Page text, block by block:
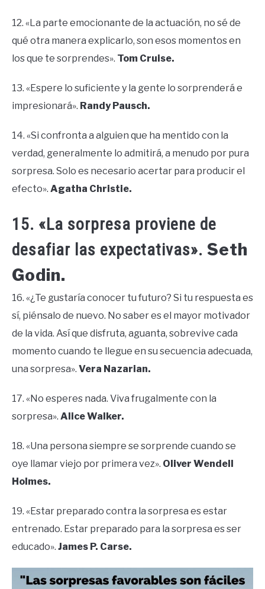
12. «La parte emocionante de la actuación, no sé de
qué otra manera explicarlo, son esos momentos en
los que te sorprendes». Tom Cruise.
13. «Espere lo suficiente y la gente lo sorprenderá e
impresionará». Randy Pausch.
14. «Si confronta a alguien que ha mentido con la
verdad, generalmente lo admitirá, a menudo por pura
sorpresa. Solo es necesario acertar para producir el
efecto». Agatha Christie.
15. «La sorpresa proviene de
desafiar las expectativas». Seth
Godin.
16. «¿Te gustaría conocer tu futuro? Si tu respuesta es
sí, piénsalo de nuevo. No saber es el mayor motivador
de la vida. Así que disfruta, aguanta, sobrevive cada
momento cuando te llegue en su secuencia adecuada,
una sorpresa». Vera Nazarian.
17. «No esperes nada. Viva frugalmente con la
sorpresa». Alice Walker.
18. «Una persona siempre se sorprende cuando se
oye llamar viejo por primera vez». Oliver Wendell
Holmes.
19. «Estar preparado contra la sorpresa es estar
entrenado. Estar preparado para la sorpresa es ser
educado». James P. Carse.